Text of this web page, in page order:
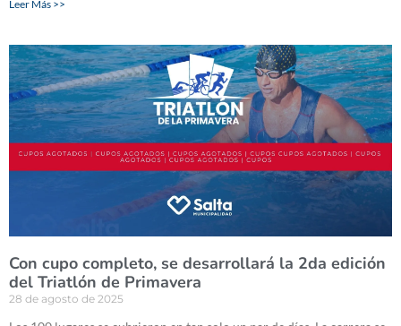
Leer Más >>
Con cupo completo, se desarrollará la 2da edición
del Triatlón de Primavera
28 de agosto de 2025